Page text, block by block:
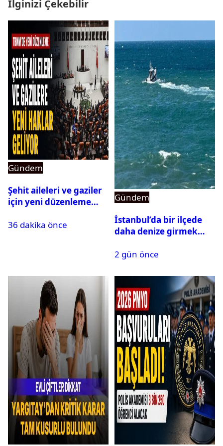
İlginizi Çekebilir
Gündem
Şehit aileleri ve gaziler
için yeni düzenleme
36 dakika önce
Gündem
İstanbul’da bir ilçede
daha denize girmek
2 gün önce